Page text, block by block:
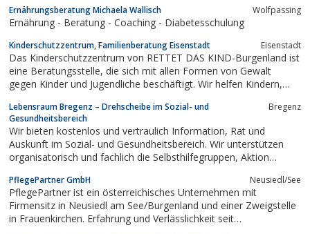
und Umgebung.
Ernährungsberatung Michaela Wallisch Wolfpassing
Ernährung - Beratung - Coaching - Diabetesschulung
Kinderschutzzentrum, Familienberatung Eisenstadt Eisenstadt
Das Kinderschutzzentrum von RETTET DAS KIND-Burgenland ist
eine Beratungsstelle, die sich mit allen Formen von Gewalt
gegen Kinder und Jugendliche beschäftigt. Wir helfen Kindern,
Lebensraum Bregenz – Drehscheibe im Sozial- und
Gesundheitsbereich
Bregenz
Wir bieten kostenlos und vertraulich Information, Rat und
Auskunft im Sozial- und Gesundheitsbereich. Wir unterstützen
organisatorisch und fachlich die Selbsthilfegruppen, Aktion
PflegePartner GmbH Neusiedl/See
PflegePartner ist ein österreichisches Unternehmen mit
Firmensitz in Neusiedl am See/Burgenland und einer Zweigstelle
in Frauenkirchen. Erfahrung und Verlässlichkeit seit